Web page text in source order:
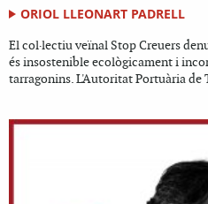
ORIOL LLEONART PADRELL
El col·lectiu veïnal Stop Creuers
és insostenible ecològicament i
tarragonins. L'Autoritat Portuària de